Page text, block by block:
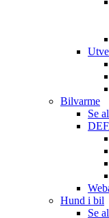
Bilvarme
Se
Hund i bil
Se